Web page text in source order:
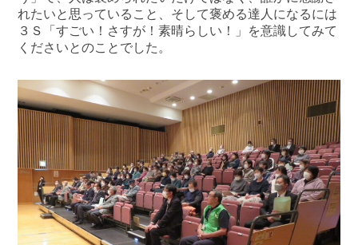
れたいと思っていること、そして褒める達人になるには
３Ｓ「すごい！さすが！素晴らしい！」を意識してみて
くださいとのことでした。